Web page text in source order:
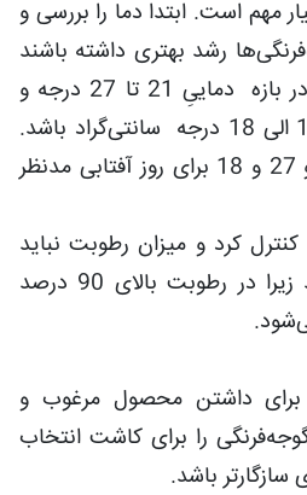
مهم است. ابتدا دما را بررسی و
رشد بهتری داشته باشند
باید دمای گلخانه روزها در بازه دماییِ 21 تا 27 درجه و
شب‌ها در بازه دماییِ 16 الی 18 درجه سانتی‌گراد باشد.
21 و 16 برای روز ابری و 27 و 18 برای روز آفتابی مدنظر
کرد و میزان رطوبت نباید
بیشتر از 90 درصد باشد زیرا در رطوبت بالای 90 درصد
برای داشتن محصول مرغوب و
را برای کاشت انتخاب
سازگارتر باشد.